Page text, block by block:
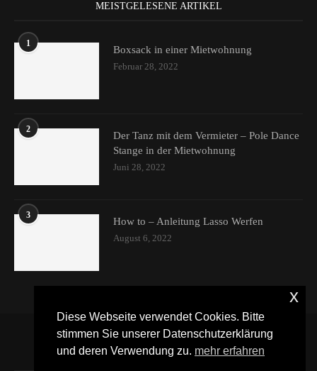
MEISTGELESENE ARTIKEL
1
Boxsack in einer Mietwohnung
Februar 28, 2022
2
Der Tanz mit dem Vermieter – Pole Dance
Stange in der Mietwohnung
Juni 28, 2022
3
How to – Anleitung Lasso Werfen
August 6, 2022
Diese Webseite verwendet Cookies. Bitte
stimmen Sie unserer Datenschutzerklärung
und deren Verwendung zu. mehr erfahren
x